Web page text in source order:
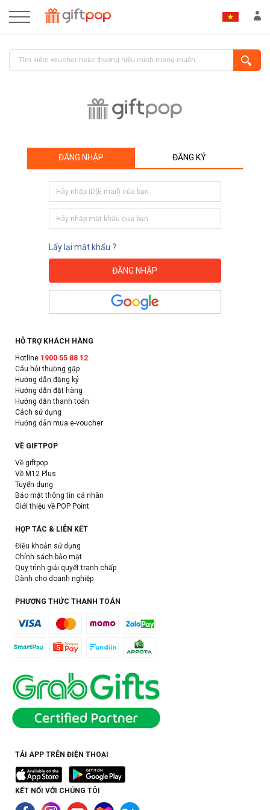
ĐĂNG NHẬP ĐĂNG KÝ
Lấy lại mật khẩu ?
HỖ TRỢ KHÁCH HÀNG
Hotline 1900 55 88 12
Câu hỏi thường gặp
Hướng dẫn đăng ký
Hướng dẫn đặt hàng
Hướng dẫn thanh toán
Cách sử dụng
Hướng dẫn mua e-voucher
VỀ GIFTPOP
Về giftpop
Về M12 Plus
Tuyển dụng
Bảo mật thông tin cá nhân
Giới thiệu về POP Point
HỢP TÁC & LIÊN KẾT
Điều khoản sử dụng
Chính sách bảo mật
Quy trình giải quyết tranh chấp
Dành cho doanh nghiệp
PHƯƠNG THỨC THANH TOÁN
TẢI APP TRÊN ĐIỆN THOẠI
KẾT NỐI VỚI CHÚNG TÔI